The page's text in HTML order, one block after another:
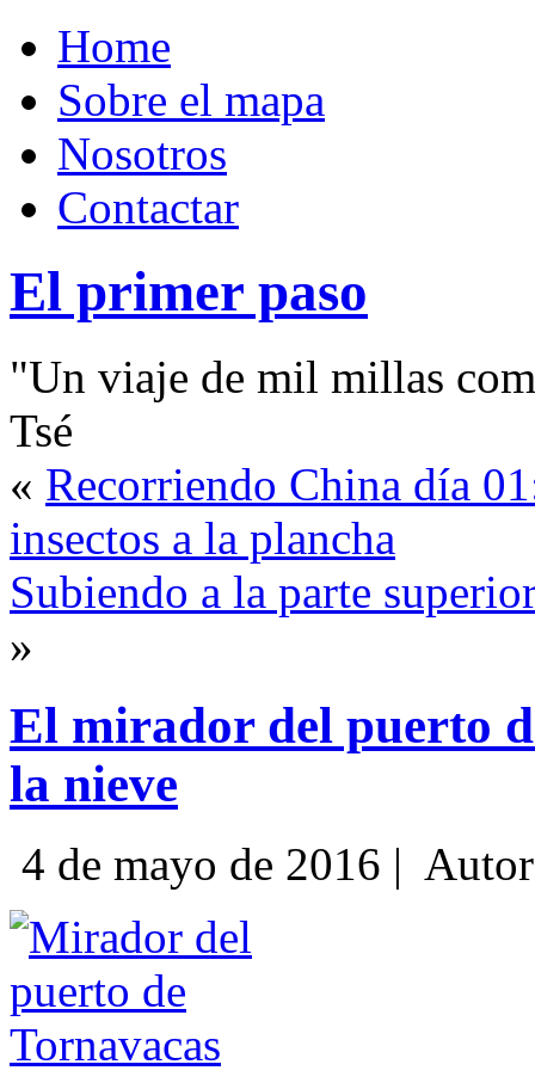
Home
Sobre el mapa
Nosotros
Contactar
El primer paso
"Un viaje de mil millas
Tsé
« Recorriendo China día
insectos a la plancha
Subiendo a la parte
»
El mirador del puerto
la nieve
4 de mayo de 2016 |